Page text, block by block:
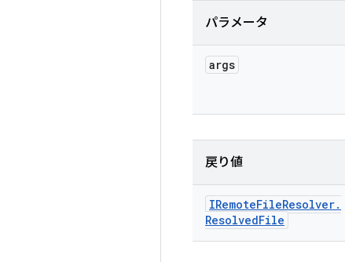
パラメータ
args
戻り値
IRemoteFileResolver.
ResolvedFile